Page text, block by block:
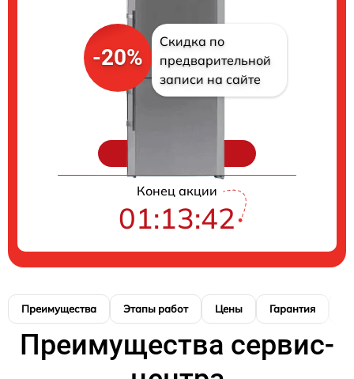
-20%
Скидка по
предварительной
записи на сайте
Конец акции
01:13:40
Преимущества Этапы работ Цены Гарантия
Преимущества сервис-